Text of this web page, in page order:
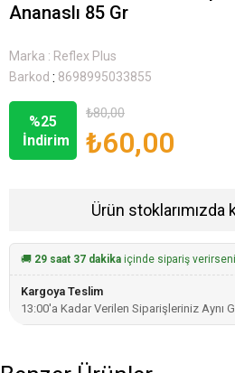
Ananaslı 85 Gr
Marka : Reflex Plus
Barkod : 8698995033855
%25
İndirim
₺80,00
₺60,00
Ürün stoklarımızda
🚚 29 saat 37 dakika içinde sipariş
Kargoya Teslim
13:00'a Kadar Verilen Siparişleriniz Aynı